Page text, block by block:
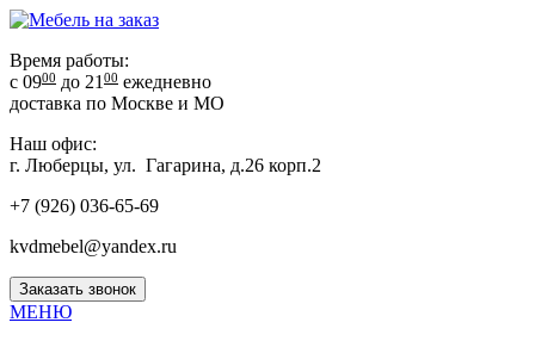
Время работы:
с 0900 до 21 00 ежедневно
доставка по Москве и МО
Наш офис:
г. Люберцы, ул. Гагарина, д.26 корп.2
+7 (926) 036-65-69
kvdmebel@yandex.ru
Заказать звонок
МЕНЮ